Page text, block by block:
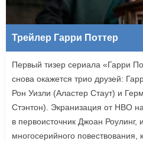
Трейлер Гарри Поттер
Первый тизер сериала «Гарри
снова окажется трио друзей:
Рон Уизли (Аластер Стаут) и
Стэнтон). Экранизация от HBO
в первоисточник Джоан Роулинг,
многосерийного повествования,